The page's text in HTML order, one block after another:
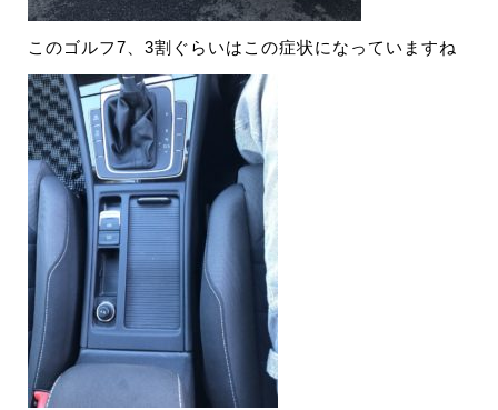
このゴルフ7、3割ぐらいはこの症状になっていますね